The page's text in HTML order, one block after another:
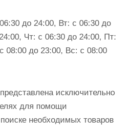
до 24:00, Вт: с 06:30 до
Чт: с 06:30 до 24:00, Пт:
08:00 до 23:00, Вс: с 08:00
исключительно
для помощи
необходимых товаров